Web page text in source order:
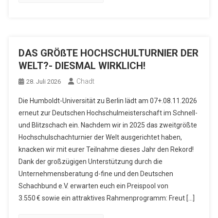
DAS GRÖßTE HOCHSCHULTURNIER DER
WELT?- DIESMAL WIRKLICH!
28. Juli 2026 Chadt
Die Humboldt-Universität zu Berlin lädt am 07+.08.11.2026
erneut zur Deutschen Hochschulmeisterschaft im Schnell-
und Blitzschach ein. Nachdem wir in 2025 das zweitgrößte
Hochschulschachturnier der Welt ausgerichtet haben,
knacken wir mit eurer Teilnahme dieses Jahr den Rekord!
Dank der großzügigen Unterstützung durch die
Unternehmensberatung d-fine und den Deutschen
Schachbund e.V. erwarten euch ein Preispool von
3.550 € sowie ein attraktives Rahmenprogramm: Freut […]